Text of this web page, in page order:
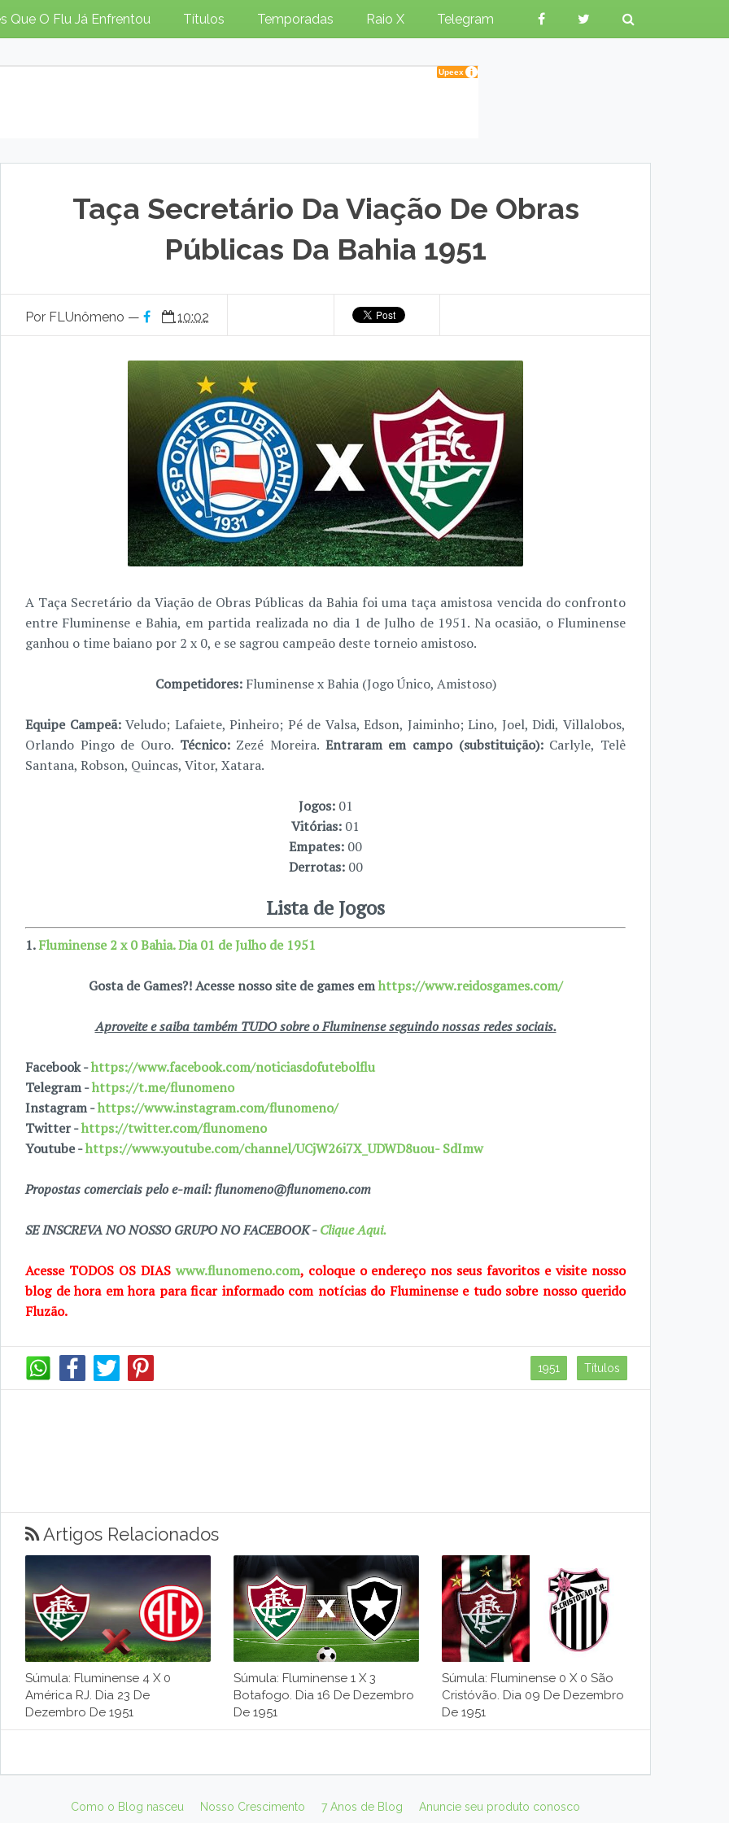
Que O Flu Já Enfrentou Títulos Temporadas Raio X Telegram
Taça Secretário Da Viação De Obras
Públicas Da Bahia 1951
Por FLUnômeno — 10:02
A Taça Secretário da Viação de Obras Públicas da Bahia foi uma taça amistosa vencida do confronto
entre Fluminense e Bahia, em partida realizada no dia 1 de Julho de 1951. Na ocasião, o Fluminense
ganhou o time baiano por 2 x 0, e se sagrou campeão deste torneio amistoso.
Competidores: Fluminense x Bahia (Jogo Único, Amistoso)
Equipe Campeã:Veludo; Lafaiete, Pinheiro; Pé de Valsa, Edson, Jaiminho; Lino, Joel, Didi, Villalobos,
Orlando Pingo de Ouro. Técnico: Zezé Moreira. Entraram em campo (substituição):Carlyle, Telê
Santana, Robson, Quincas, Vitor, Xatara.
Jogos: 01
Vitórias: 01
Empates: 00
Derrotas: 00
Lista de Jogos
1.Fluminense 2 x 0 Bahia. Dia 01 de Julho de 1951
Gosta de Games?! Acesse nosso site de games emhttps://www.reidosgames.com/
Aproveite e saiba também TUDO sobre o Fluminense seguindo nossas redes sociais.
Facebook -https://www.facebook.com/noticiasdofutebolflu
Telegram -https://t.me/flunomeno
Instagram -https://www.instagram.com/flunomeno/
Twitter -https://twitter.com/flunomeno
Youtube -https://www.youtube.com/channel/UCjW26i7X_UDWD8uou- SdImw
Propostas comerciais pelo e-mail: flunomeno@flunomeno.com
SE INSCREVA NO NOSSO GRUPO NO FACEBOOK -Clique Aqui.
Acesse TODOS OS DIAS www.flunomeno.com, coloque o endereço nos seus favoritos e visite nosso
blog dehora em hora para ficar informado com notícias do Fluminense e tudo sobre nosso querido
Fluzão.
1951 Títulos
Artigos Relacionados
Súmula: Fluminense 4 X 0
América RJ. Dia 23 De
Dezembro De 1951
Súmula: Fluminense 1 X 3
Botafogo. Dia 16 De Dezembro
De 1951
Súmula: Fluminense 0 X 0 São
Cristóvão. Dia 09 De Dezembro
De 1951
Como o Blog nasceu Nosso Crescimento 7 Anos de Blog Anuncie seu produto conosco